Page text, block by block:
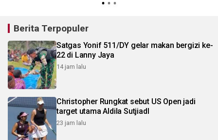
Berita Terpopuler
Satgas Yonif 511/DY gelar makan bergizi ke-
22 di Lanny Jaya
14 jam lalu
Christopher Rungkat sebut US Open jadi
target utama Aldila SutjiadI
23 jam lalu